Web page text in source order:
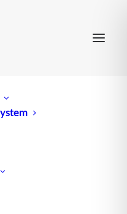
zum
zwischen
und dem